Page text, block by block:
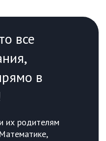
все
в
их родителям